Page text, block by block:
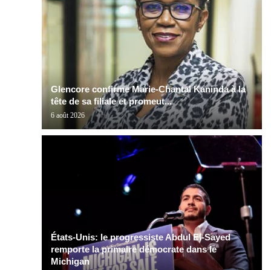
Glencore confirme Marie-Chantal Kaninda à la
tête de sa filiale et promeut...
6 août 2026
États-Unis: le progressiste Abdul El-Sayed
remporte la primaire démocrate dans le
Michigan